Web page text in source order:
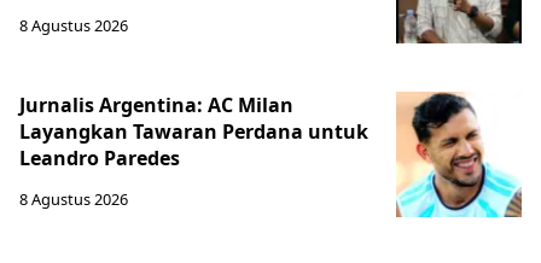
8 Agustus 2026
Jurnalis Argentina: AC Milan
Layangkan Tawaran Perdana untuk
Leandro Paredes
8 Agustus 2026